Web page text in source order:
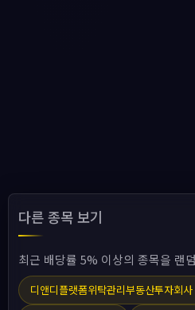
다른 종목 보기
최근 배당률 5% 이상의 종목을 랜
디앤디플랫폼위탁관리부동산투자회